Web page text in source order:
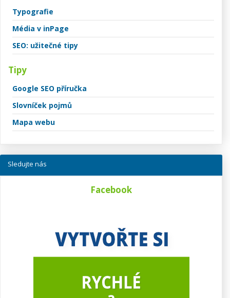
Typografie
Média v inPage
SEO: užitečné tipy
Tipy
Google SEO příručka
Slovníček pojmů
Mapa webu
Sledujte nás
Facebook